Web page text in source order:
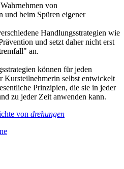
von
und beim Spüren eigener
Handlungsstrategien wie
und setzt daher nicht erst
an.
können für jeden
Kursteilnehmerin selbst entwickelt
Prinzipien, die sie in jeder
zu jeder Zeit anwenden kann.
von drehungen